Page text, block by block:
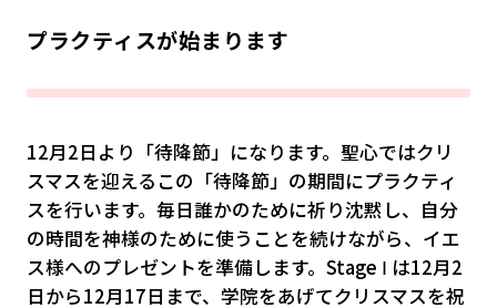
プラクティスが始まります
12月2日より「待降節」になります。聖心ではクリ
スマスを迎えるこの「待降節」の期間にプラクティ
スを行います。毎日誰かのために祈り沈黙し、自分
の時間を神様のために使うことを続けながら、イエ
ス様へのプレゼントを準備します。Stage Ⅰ は12月2
日から12月17日まで、学院をあげてクリスマスを祝